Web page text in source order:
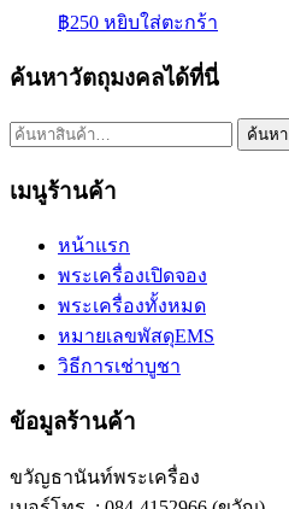
฿250 หยิบใส่ตะกร้า
ค้นหาวัตถุมงคลได้ที่นี่
ค้นหา: ค้นหา
เมนูร้านค้า
หน้าแรก
พระเครื่องเปิดจอง
พระเครื่องทั้งหมด
หมายเลขพัสดุEMS
วิธีการเช่าบูชา
ข้อมูลร้านค้า
ขวัญธานันท์พระเครื่อง